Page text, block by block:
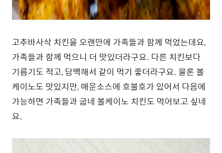
고추바사삭 치킨을 오랜만에 가족들과 함께 먹었는데요,
가족들과 함께 먹으니 더 맛있더라구요. 다른 치킨보다
기름기도 적고, 담백해서 같이 먹기 좋더라구요. 물론 볼
케이노도 맛있지만, 매운소스에 호불호가 있어서 다음에
가능하면 가족들과 굽네 볼케이노 치킨도 먹어보고 싶네
요.